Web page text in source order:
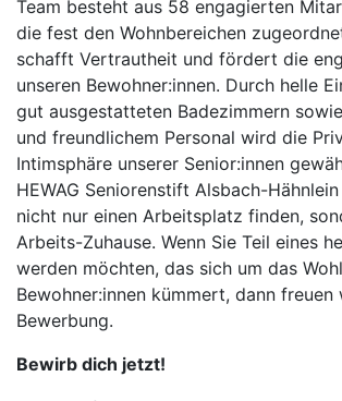
Team besteht aus 58 engagierten
die fest den Wohnbereichen
schafft Vertrautheit und fördert die
unseren Bewohner:innen. Durch helle
gut ausgestatteten Badezimmern
und freundlichem Personal wird die
Intimsphäre unserer Senior:innen
HEWAG Seniorenstift Alsbach-
nicht nur einen Arbeitsplatz finden,
Arbeits-Zuhause. Wenn Sie Teil eines
werden möchten, das sich um das
Bewohner:innen kümmert, dann freuen
Bewerbung.
Bewirb dich jetzt!